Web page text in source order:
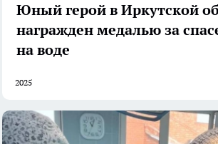
Юный герой в Иркутской
награжден медалью за
на воде
2025